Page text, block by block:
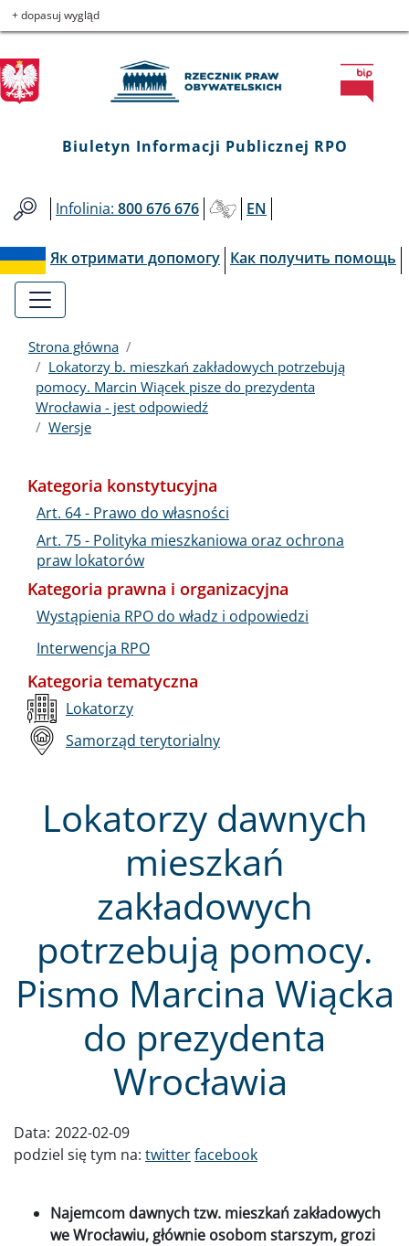
Przejdź
do
menu
głównego
Przejdź
do
treści
Przejdź
to
informacji
o
kontakcie
Przejdź
do
mapy
serwisu
Biuletyn
Informacji
Publicznej
RPO
+ dopasuj wygląd
Biuletyn Informacji Publicznej RPO
Infolinia: 800 676 676 EN
Як отримати допомогу Как получить помощь
Strona główna
Lokatorzy b. mieszkań zakładowych potrzebują
pomocy. Marcin Wiącek pisze do prezydenta
Wrocławia - jest odpowiedź
Wersje
Lokatorzy dawnych
mieszkań
zakładowych
potrzebują pomocy.
Pismo Marcina Wiącka
do prezydenta
Wrocławia
Data: 2022-02-09
podziel się tym na: twitterfacebook
Najemcom dawnych tzw. mieszkań zakładowych
we Wrocławiu, głównie osobom starszym, grozi
Kategoria konstytucyjna
Art. 64 - Prawo do własności
Art. 75 - Polityka mieszkaniowa oraz ochrona
praw lokatorów
Kategoria prawna i organizacyjna
Wystąpienia RPO do władz i odpowiedzi
Interwencja RPO
Kategoria tematyczna
Lokatorzy
Samorząd terytorialny